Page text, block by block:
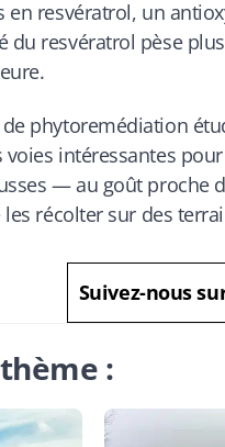
en resvératrol, un
du resvératrol pèse
de phytoremédiation
voies intéressantes
— au goût proche
récolter sur des
Suivez-nous
: